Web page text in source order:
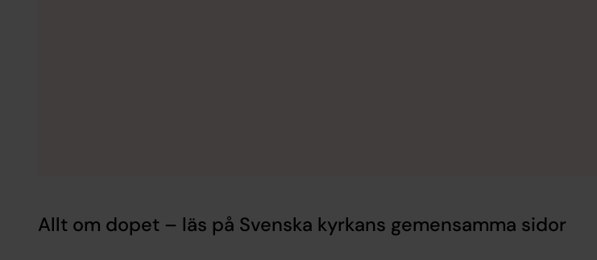
Allt om dopet – läs på Svenska kyrkans gemensamma sidor